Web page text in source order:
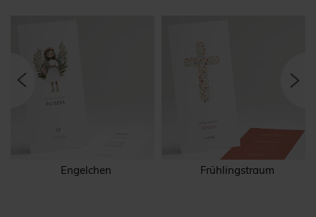
Engelchen Frühlingstraum